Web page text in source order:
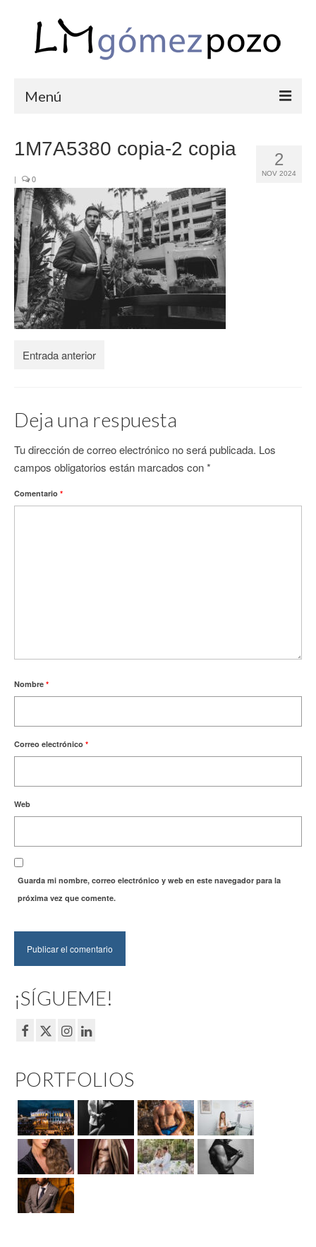
Menú
COMUNIONES
CORPORATIVAS
SEMANA SANTA
BLOG
SOBRE LM
2
NOV 2024
1M7A5380 copia-2 copia
| 0
Entrada anterior
Deja una respuesta
Tu dirección de correo electrónico no será publicada. Los
campos obligatorios están marcados con*
Comentario *
Nombre *
Correo electrónico *
Web
Guarda mi nombre, correo electrónico y web en este navegador para la
próxima vez que comente.
¡SÍGUEME!
PORTFOLIOS